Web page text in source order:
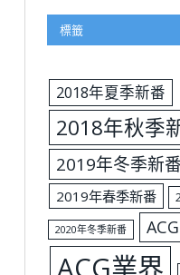
標籤
2018年夏季新番
2018年秋季
2019年冬季新番
2019年春季新番
2020年冬季新番